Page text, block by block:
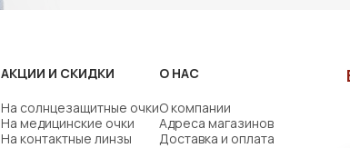
АКЦИИ И СКИДКИ
На солнцезащитные очки
На медицинские очки
На контактные линзы
О НАС
О компании
Адреса магазинов
Доставка и оплата